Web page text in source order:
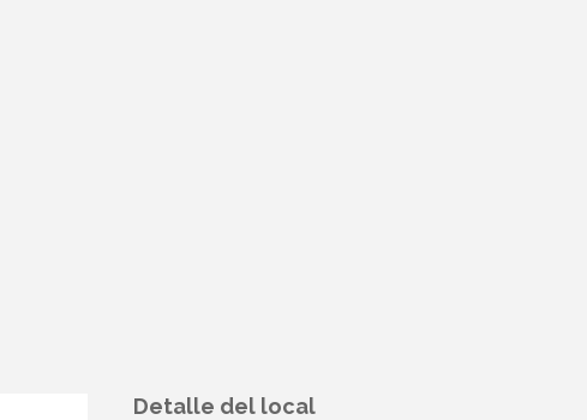
Detalle del local